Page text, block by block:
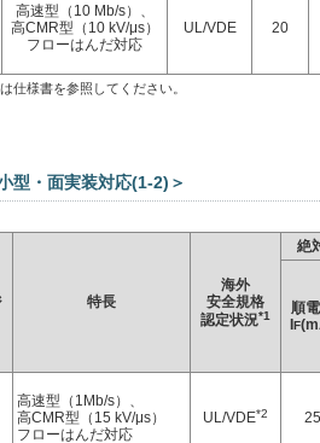
高速型（10 Mb/s）、
高CMR型（10 kV/μs）
フローはんだ対応
UL/VDE 20
様書を参照してください。
型・面実装対応(1-2)＞
特長
海外
安全規格
認定状況*1
絶
順
IF
高速型（1Mb/s）、
高CMR型（15 kV/μs）
フローはんだ対応
UL/VDE*2 25